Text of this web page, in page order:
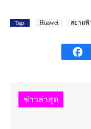
Tags Huawei สยามพิ
ข่าวล่าสุด